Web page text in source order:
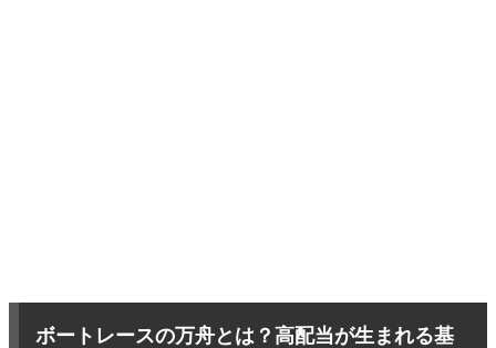
ボートレースの万舟とは？高配当が生まれる基